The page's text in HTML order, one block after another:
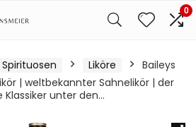
0
Spirituosen Liköre
Baileys
| weltbekannter Sahnelikör | der
unter den…